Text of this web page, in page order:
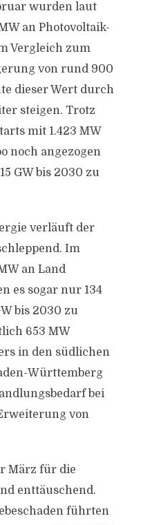
wurden laut
an Photovoltaik-
Vergleich zum
von rund 900
dieser Wert durch
steigen. Trotz
mit 1.423 MW
noch angezogen
GW bis 2030 zu
verläuft der
Im
an Land
es sogar nur 134
bis 2030 zu
653 MW
in den südlichen
Württemberg
bei
von
März für die
enttäuschend.
führten